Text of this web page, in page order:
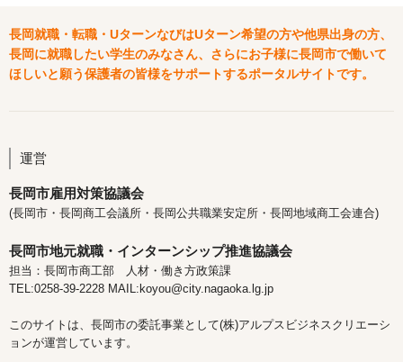
長岡就職・転職・UターンなびはUターン希望の方や他県出身の方、
長岡に就職したい学生のみなさん、さらにお子様に長岡市で働いて
ほしいと願う保護者の皆様をサポートするポータルサイトです。
運営
長岡市雇用対策協議会
(長岡市・長岡商工会議所・長岡公共職業安定所・長岡地域商工会連合)
長岡市地元就職・インターンシップ推進協議会
担当：長岡市商工部 人材・働き方政策課
TEL:0258-39-2228 MAIL:koyou@city.nagaoka.lg.jp
このサイトは、長岡市の委託事業として(株)アルプスビジネスクリエーシ
ョンが運営しています。